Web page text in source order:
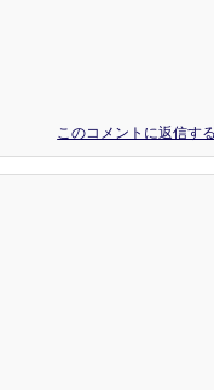
このコメントに返信する